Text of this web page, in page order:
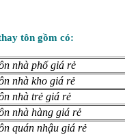
tôn gồm có:
nhà phố giá rẻ
nhà kho giá rẻ
nhà trẻ giá rẻ
nhà hàng giá rẻ
quán nhậu giá rẻ